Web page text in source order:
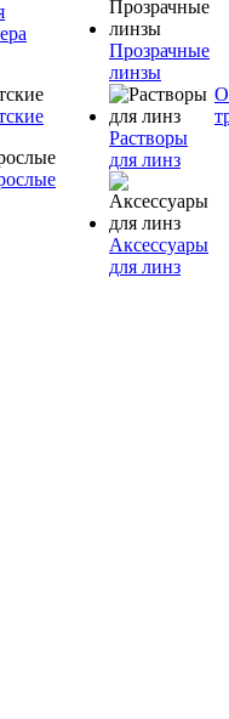
Прозрачные
линзы
Растворы
для линз
Аксессуары
для линз